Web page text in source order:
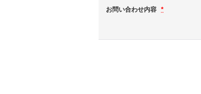
お問い合わせ内容 *